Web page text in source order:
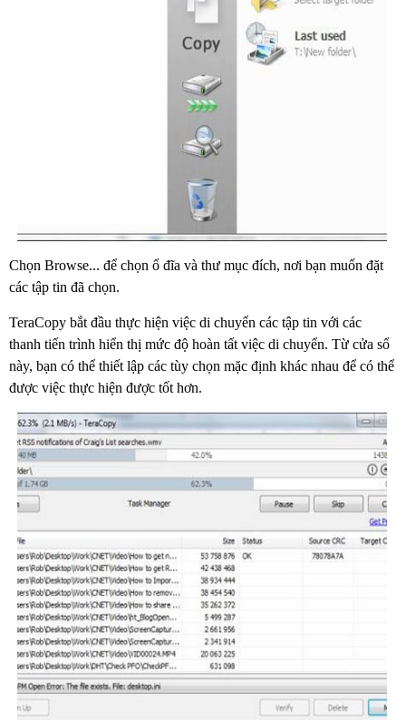
Chọn Browse... để chọn ổ đĩa và thư mục đích, nơi bạn muốn đặt
các tập tin đã chọn.
TeraCopy bắt đầu thực hiện việc di chuyển các tập tin với các
thanh tiến trình hiển thị mức độ hoàn tất việc di chuyển. Từ cửa sổ
này, bạn có thể thiết lập các tùy chọn mặc định khác nhau để có thể
được việc thực hiện được tốt hơn.